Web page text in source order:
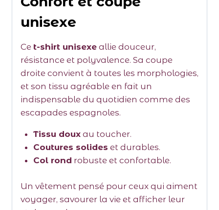
unisexe
Ce t-shirt unisexe allie douceur,
résistance et polyvalence. Sa coupe
droite convient à toutes les morphologies,
et son tissu agréable en fait un
indispensable du quotidien comme des
escapades espagnoles.
Tissu douxau toucher.
Coutures solides et durables.
Col rond robuste et confortable.
Un vêtement pensé pour ceux qui aiment
voyager, savourer la vie et afficher leur